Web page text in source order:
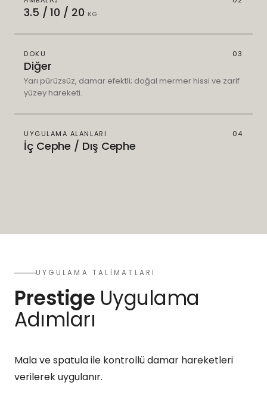
3.5 / 10 / 20 KG
DOKU 03
Diğer
Yarı pürüzsüz, damar efektli; doğal mermer hissi ve zarif
yüzey hareketi.
UYGULAMA ALANLARI 04
İç Cephe / Dış Cephe
UYGULAMA TALİMATLARI
Prestige Uygulama
Adımları
Mala ve spatula ile kontrollü damar hareketleri
verilerek uygulanır.